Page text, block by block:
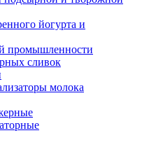
йогурта и
промышленности
сливок
молока